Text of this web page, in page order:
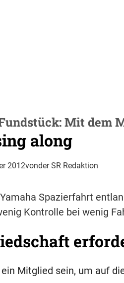
Mit dem
along
2012vonder SR Redaktion
Spazierfahrt
Kontrolle bei wenig
Mitglied sein, um auf